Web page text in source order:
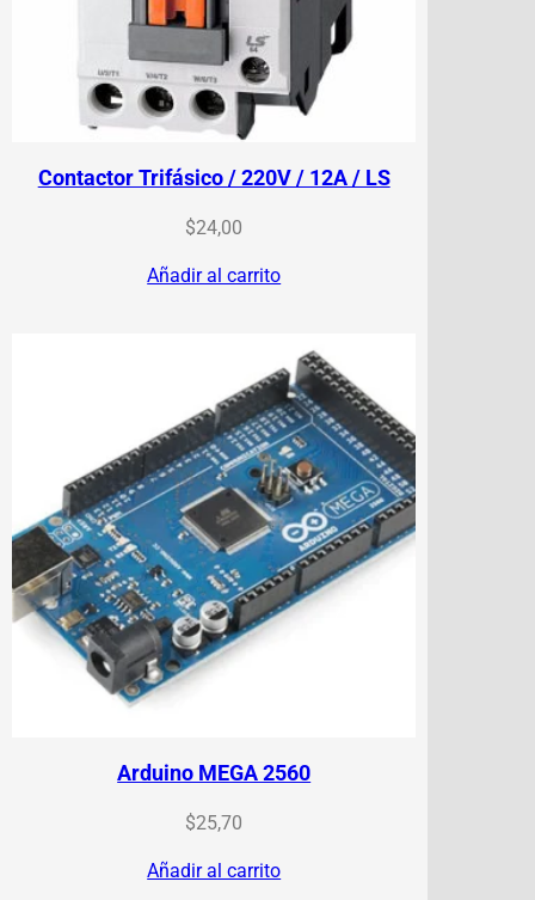
Contactor Trifásico / 220V / 12A / LS
$24,00
Añadir al carrito
Arduino MEGA 2560
$25,70
Añadir al carrito